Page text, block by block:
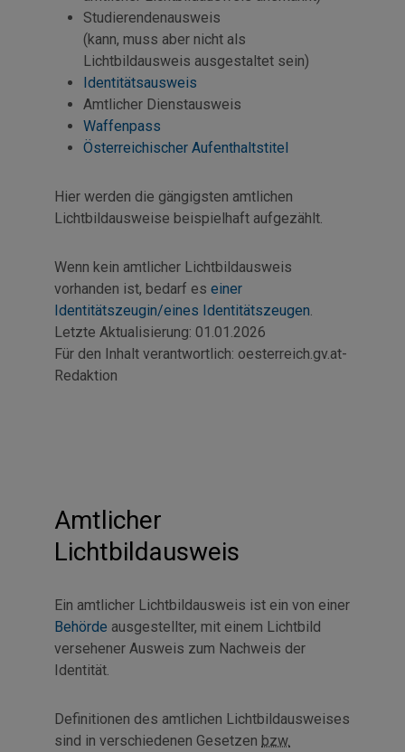
Studierendenausweis
(kann, muss aber nicht als
Lichtbildausweis ausgestaltet sein)
Identitätsausweis
Amtlicher Dienstausweis
Waffenpass
Österreichischer Aufenthaltstitel
Hier werden die gängigsten amtlichen
Lichtbildausweise beispielhaft aufgezählt.
Wenn kein amtlicher Lichtbildausweis
vorhanden ist, bedarf es einer
Identitätszeugin/eines Identitätszeugen.
Letzte Aktualisierung: 01.01.2026
Für den Inhalt verantwortlich: oesterreich.gv.at-
Redaktion
Amtlicher
Lichtbildausweis
Ein amtlicher Lichtbildausweis ist ein von einer
Behörde ausgestellter, mit einem Lichtbild
versehener Ausweis zum Nachweis der
Identität.
Definitionen des amtlichen Lichtbildausweises
sind in verschiedenen Gesetzen bzw.